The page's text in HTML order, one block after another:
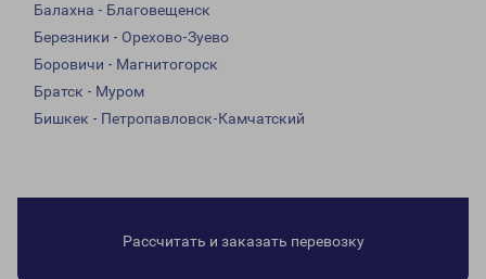
Балахна - Благовещенск
Березники - Орехово-Зуево
Боровичи - Магнитогорск
Братск - Муром
Бишкек - Петропавловск-Камчатский
Рассчитать и заказать перевозку